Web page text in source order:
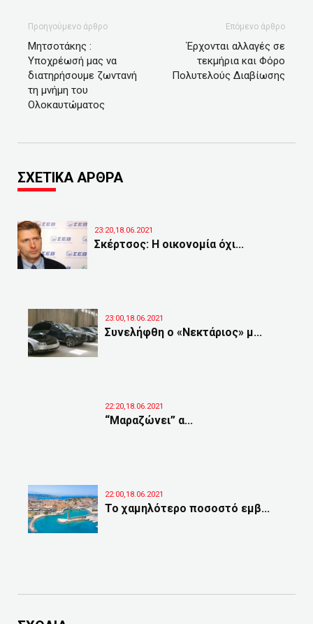
Προηγούμενο άρθρο
Μητσοτάκης :
Υποχρέωσή μας να
διατηρήσουμε ζωντανή
τη μνήμη του
Ολοκαυτώματος
Επόμενο άρθρο
Έρχονται αλλαγές σε
τεκμήρια και Φόρο
Πολυτελούς Διαβίωσης
ΣΧΕΤΙΚΑ ΑΡΘΡΑ
23:20,18.06.2021
Σκέρτσος: Η οικονομία όχι...
23:00,18.06.2021
Συνελήφθη ο «Νεκτάριος» μ...
22:20,18.06.2021
“Μαραζώνει” α...
22:00,18.06.2021
Το χαμηλότερο ποσοστό εμβ...